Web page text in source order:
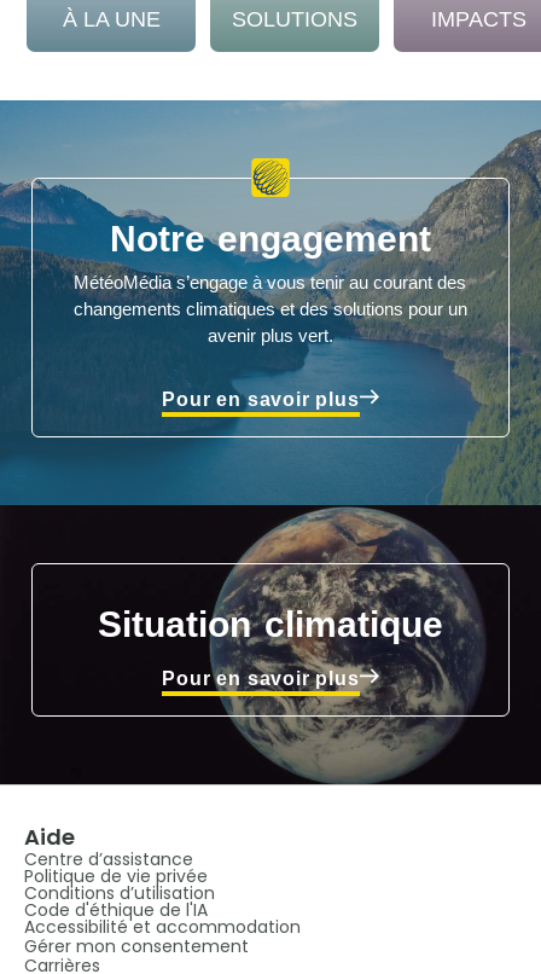
À LA UNE SOLUTIONS IMPACTS
Notre engagement
MétéoMédia s’engage à vous tenir au courant des
changements climatiques et des solutions pour un
avenir plus vert.
Pour en savoir plus
Situation climatique
Pour en savoir plus
Aide
Centre d’assistance
Politique de vie privée
Conditions d’utilisation
Code d'éthique de l'IA
Accessibilité et accommodation
Gérer mon consentement
Carrières